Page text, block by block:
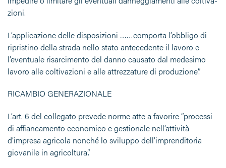
zioni.
L’applicazione delle disposizioni ……comporta l’obbligo di
ripristino della strada nello stato antecedente il lavoro e
l’eventuale risarcimento del danno causato dal medesimo
lavoro alle coltivazioni e alle attrezzature di produzione”.
RICAMBIO GENERAZIONALE
L’art. 6 del collegato prevede norme atte a favorire “processi
di affiancamento economico e gestionale nell’attività
d’impresa agricola nonché lo sviluppo dell’imprenditoria
giovanile in agricoltura”.